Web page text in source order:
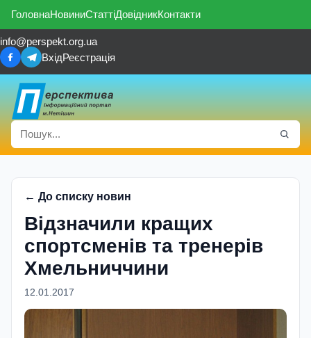
ГоловнаНовиниСтаттіДовідникКонтакти
info@perspekt.org.ua
ВхідРеєстрація
← До списку новин
Відзначили кращих
спортсменів та тренерів
Хмельниччини
12.01.2017